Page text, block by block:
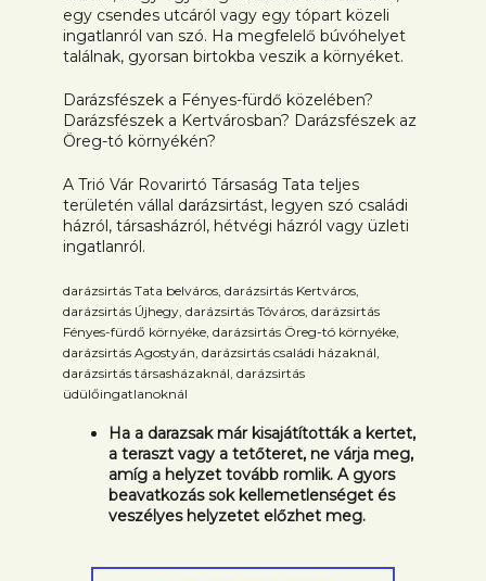
egy csendes utcáról vagy egy tópart közeli
ingatlanról van szó. Ha megfelelő búvóhelyet
találnak, gyorsan birtokba veszik a környéket.
Darázsfészek a Fényes-fürdő közelében?
Darázsfészek a Kertvárosban? Darázsfészek az
Öreg-tó környékén?
A Trió Vár Rovarirtó Társaság Tata teljes
területén vállal darázsirtást, legyen szó családi
házról, társasházról, hétvégi házról vagy üzleti
ingatlanról.
darázsirtás Tata belváros, darázsirtás Kertváros,
darázsirtás Újhegy, darázsirtás Tóváros, darázsirtás
Fényes-fürdő környéke, darázsirtás Öreg-tó környéke,
darázsirtás Agostyán, darázsirtás családi házaknál,
darázsirtás társasházaknál, darázsirtás
üdülőingatlanoknál
Ha a darazsak már kisajátították a kertet,
a teraszt vagy a tetőteret, ne várja meg,
amíg a helyzet tovább romlik. A gyors
beavatkozás sok kellemetlenséget és
veszélyes helyzetet előzhet meg.